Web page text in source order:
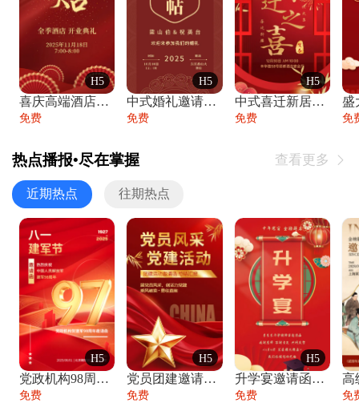
H5
喜庆高端酒店开业大吉邀请函
免费
H5
中式婚礼邀请函中国风传统复古婚礼请柬请帖
免费
H5
中式喜迁新居乔迁之喜邀请函宴会请帖
免费 免
热点播报•尽在掌握 查看更多 
近期热点 往期热点
H5
党政机构98周年八一建军节庆祝晚会活动邀
免费
H5
党员团建邀请函党建活动风采党会工作汇报总
免费
H5
升学宴邀请函喜报金榜题名高端谢师宴邀请函
免费 免